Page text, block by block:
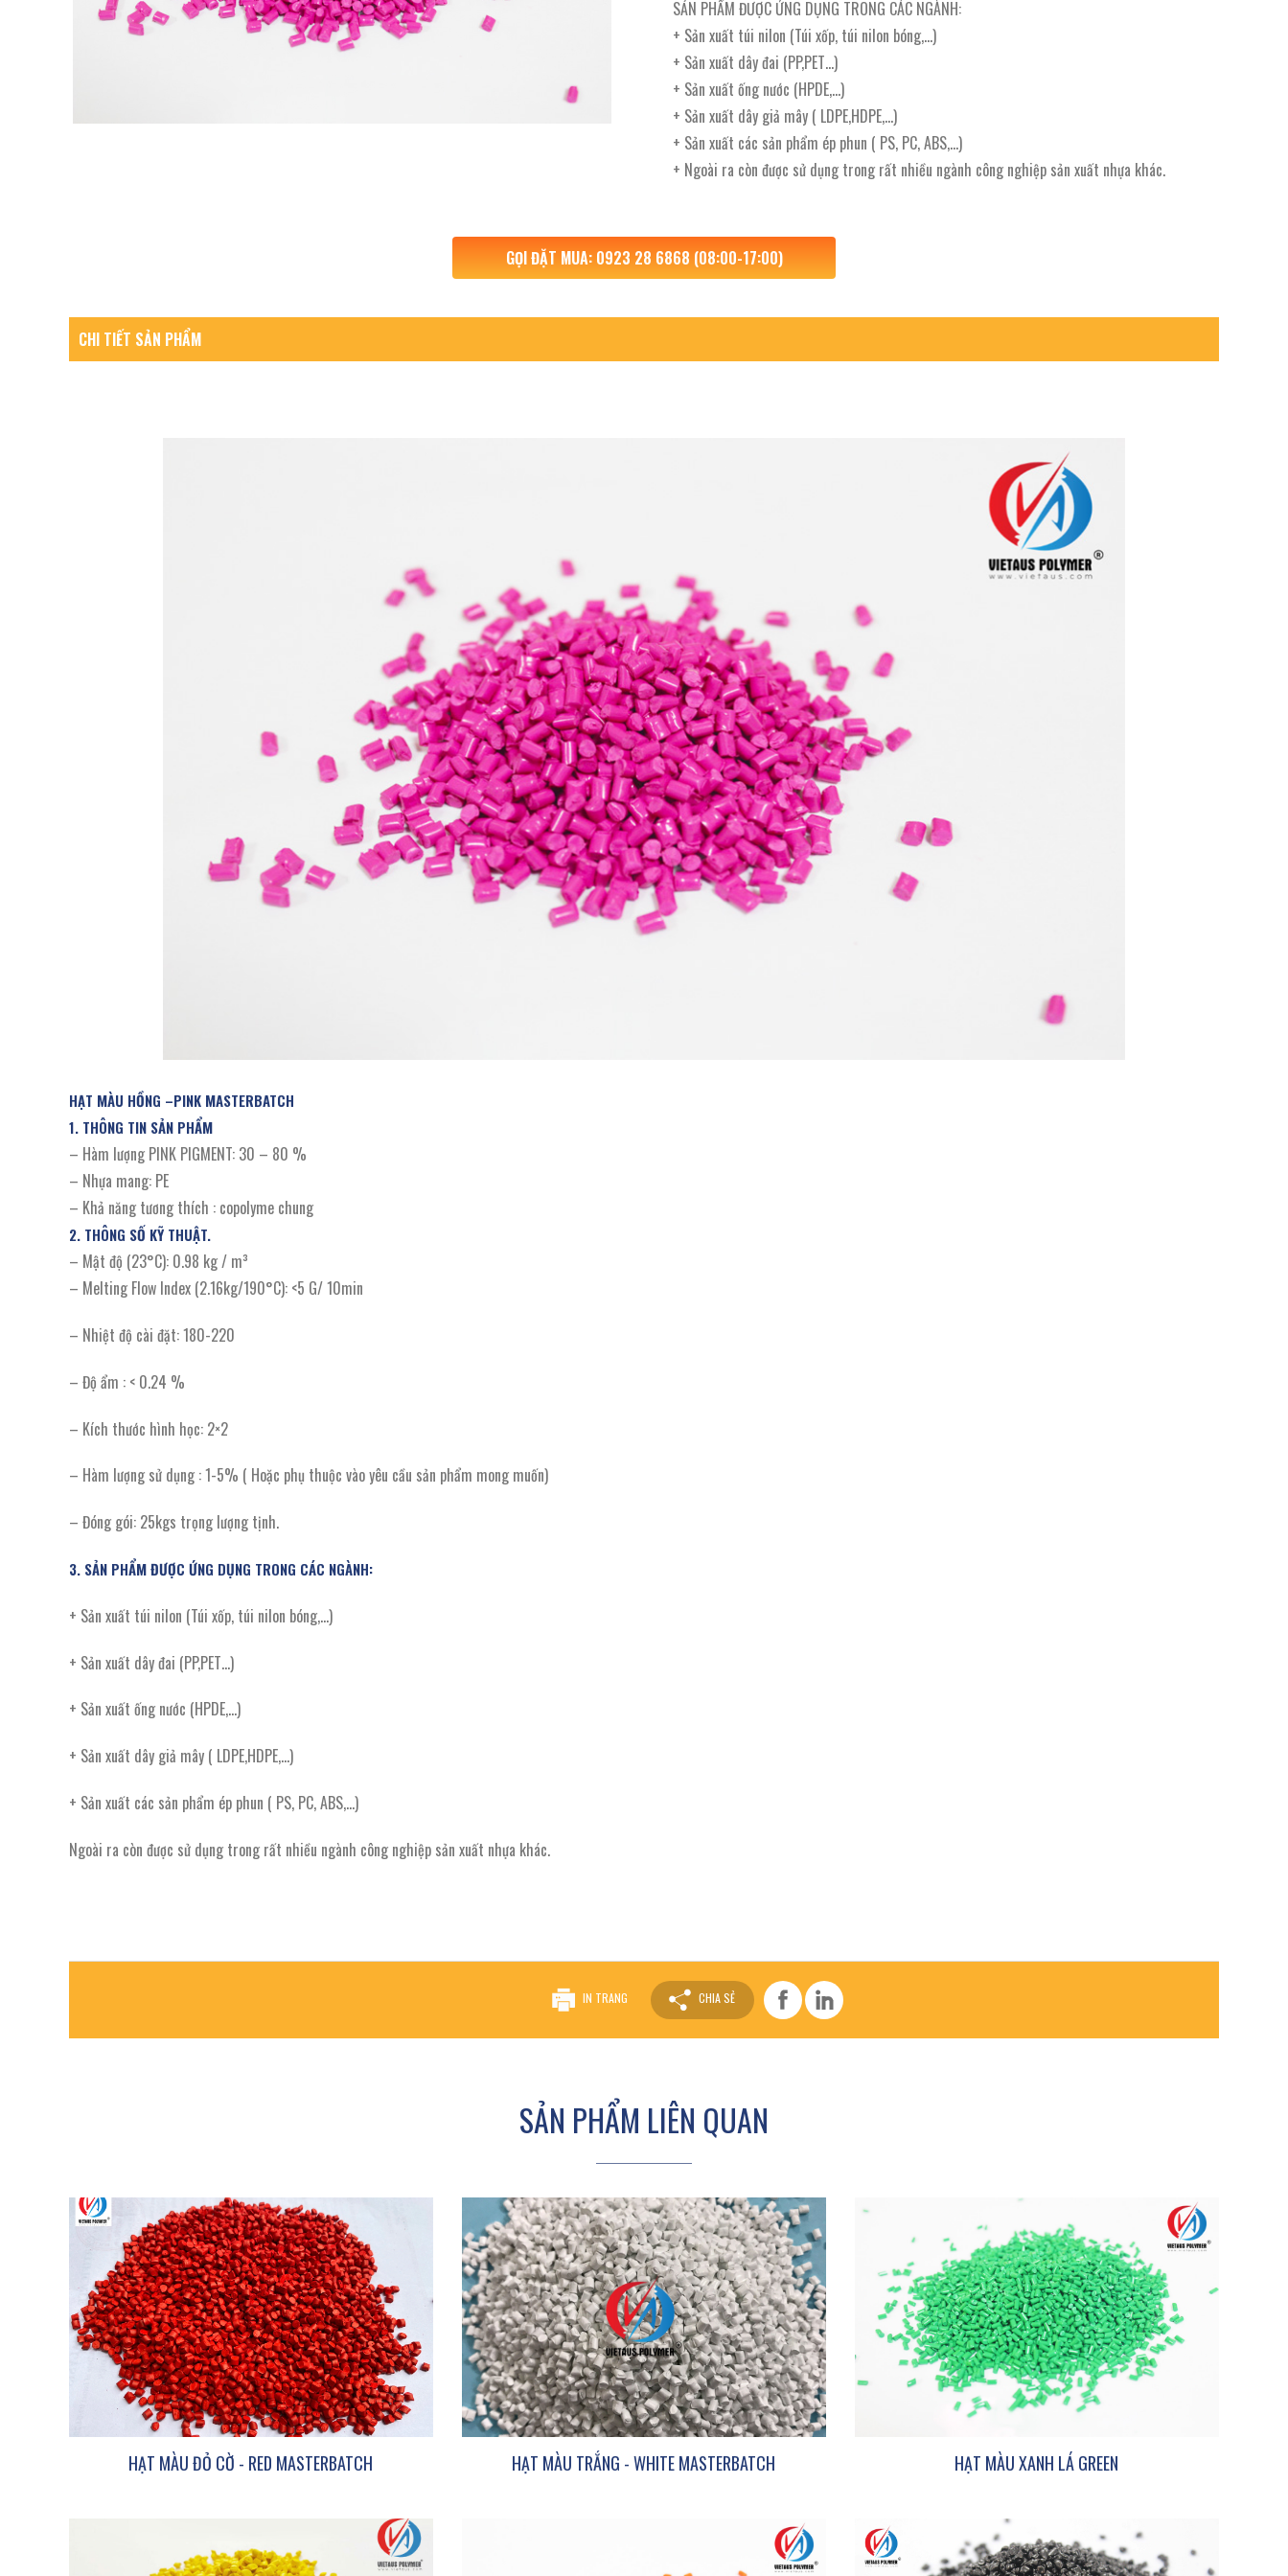
SẢN PHẨM ĐƯỢC ỨNG DỤNG TRONG CÁC NGÀNH:
+ Sản xuất túi nilon (Túi xốp, túi nilon bóng,…)
+ Sản xuất dây đai (PP,PET…)
+ Sản xuất ống nước (HPDE,…)
+ Sản xuất dây giả mây ( LDPE,HDPE,…)
+ Sản xuất các sản phẩm ép phun ( PS, PC, ABS,…)
+ Ngoài ra còn được sử dụng trong rất nhiều ngành công nghiệp sản xuất nhựa khác.
GỌI ĐẶT MUA: 0923 28 6868 (08:00-17:00)
CHI TIẾT SẢN PHẨM
HẠT MÀU HỒNG –PINK MASTERBATCH
1. THÔNG TIN SẢN PHẨM
– Hàm lượng PINK PIGMENT: 30 – 80 %
– Nhựa mang: PE
– Khả năng tương thích : copolyme chung
2. THÔNG SỐ KỸ THUẬT.
– Mật độ (23°C): 0.98 kg / m³
– Melting Flow Index (2.16kg/190°C): <5 G/ 10min
– Nhiệt độ cài đặt: 180-220
– Độ ẩm : < 0.24 %
– Kích thước hình học: 2×2
– Hàm lượng sử dụng : 1-5% ( Hoặc phụ thuộc vào yêu cầu sản phẩm mong muốn)
– Đóng gói: 25kgs trọng lượng tịnh.
3. SẢN PHẨM ĐƯỢC ỨNG DỤNG TRONG CÁC NGÀNH:
+ Sản xuất túi nilon (Túi xốp, túi nilon bóng,…)
+ Sản xuất dây đai (PP,PET…)
+ Sản xuất ống nước (HPDE,…)
+ Sản xuất dây giả mây ( LDPE,HDPE,…)
+ Sản xuất các sản phẩm ép phun ( PS, PC, ABS,…)
Ngoài ra còn được sử dụng trong rất nhiều ngành công nghiệp sản xuất nhựa khác.
IN TRANG CHIA SẺ
SẢN PHẨM LIÊN QUAN
HẠT MÀU ĐỎ CỜ - RED MASTERBATCH HẠT MÀU TRẮNG - WHITE MASTERBATCH HẠT MÀU XANH LÁ GREEN